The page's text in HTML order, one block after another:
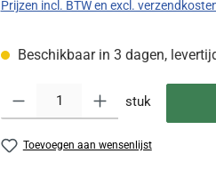
Prijzen incl. BTW en excl.
Beschikbaar in 3 dagen,
Producthoeveelheid: Voer de
stuk
Toevoegen aan wensenlijst